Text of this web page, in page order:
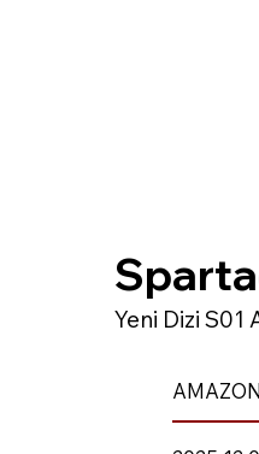
Yeni Dizi S01
AMAZON